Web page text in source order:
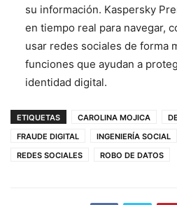
su información. Kaspersky
en tiempo real para navegar,
usar redes sociales de forma
funciones que ayudan a
identidad digital.
ETIQUETAS CAROLINA MOJICA
FRAUDE DIGITAL
INGENIERÍA SOCIAL
REDES SOCIALES
ROBO DE DATOS